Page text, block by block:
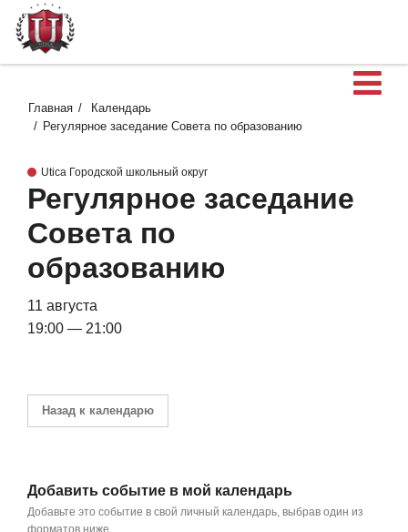
Главная
Календарь
Регулярное заседание Совета по образованию
Utica Городской школьный округ
Регулярное заседание
Совета по
образованию
11 августа
19:00 — 21:00
Назад к календарю
Добавить событие в мой календарь
Добавьте это событие в свой личный календарь, выбрав один из
форматов ниже.